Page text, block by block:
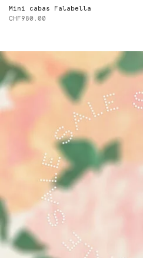
Mini cabas Falabella
CHF980.00